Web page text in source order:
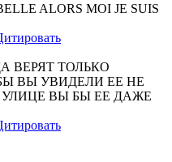
ALORS MOI JE SUIS
ВЕРЯТ ТОЛЬКО
ВЫ УВИДЕЛИ ЕЕ НЕ
ВЫ БЫ ЕЕ ДАЖЕ